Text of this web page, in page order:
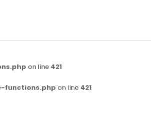
on line 421
functions.php on line 421